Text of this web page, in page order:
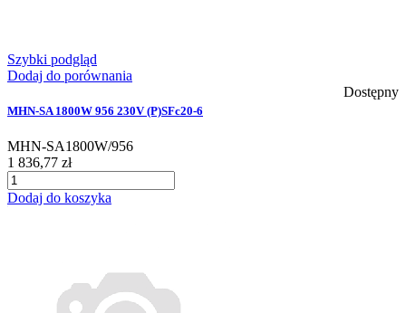
Szybki podgląd
Dodaj do porównania
Dostępny
MHN-SA 1800W 956 230V (P)SFc20-6
MHN-SA1800W/956
1 836,77 zł
Dodaj do koszyka